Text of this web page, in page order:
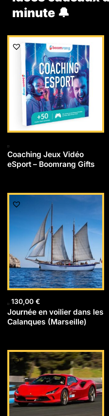
minute 🔔
Coaching Jeux Vidéo
eSport – Boomrang Gifts
130,00 €
Journée en voilier dans les
Calanques (Marseille)